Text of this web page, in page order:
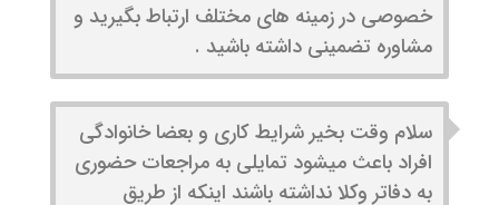
خصوصی در زمینه های مختلف ارتباط بگیرید و
مشاوره تضمینی داشته باشید .
سلام وقت بخیر شرایط کاری و بعضا خانوادگی
افراد باعث میشود تمایلی به مراجعات حضوری
به دفاتر وکلا نداشته باشند اینکه از طریق